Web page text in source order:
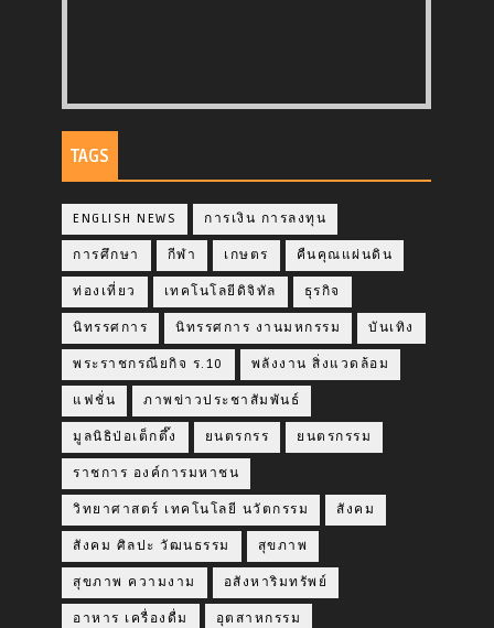
TAGS
ENGLISH NEWS การเงิน การลงทุน
การศึกษา กีฬา เกษตร คืนคุณแผ่นดิน
ท่องเที่ยว เทคโนโลยีดิจิทัล ธุรกิจ
นิทรรศการ นิทรรศการ งานมหกรรม บันเทิง
พระราชกรณียกิจ ร.10 พลังงาน สิ่งแวดล้อม
แฟชั่น ภาพข่าวประชาสัมพันธ์
มูลนิธิป่อเต็กตึ๊ง ยนตรกรร ยนตรกรรม
ราชการ องค์การมหาชน
วิทยาศาสตร์ เทคโนโลยี นวัตกรรม สังคม
สังคม ศิลปะ วัฒนธรรม สุขภาพ
สุขภาพ ความงาม อสังหาริมทรัพย์
อาหาร เครื่องดื่ม อุตสาหกรรม